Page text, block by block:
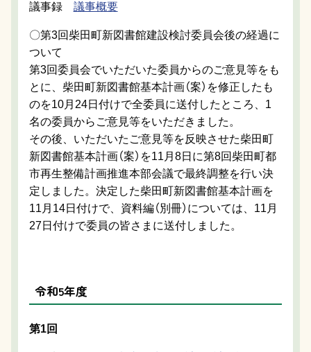
議事録 議事概要
〇第3回柴田町新図書館建設検討委員会後の経過に
ついて
第3回委員会でいただいた委員からのご意見等をも
とに、柴田町新図書館基本計画（案）を修正したも
のを10月24日付けで全委員に送付したところ、1
名の委員からご意見等をいただきました。
その後、いただいたご意見等を反映させた柴田町
新図書館基本計画（案）を11月8日に第8回柴田町都
市再生整備計画推進本部会議で最終調整を行い決
定しました。決定した柴田町新図書館基本計画を
11月14日付けで、資料編（別冊）については、11月
27日付けで委員の皆さまに送付しました。
令和5年度
第1回